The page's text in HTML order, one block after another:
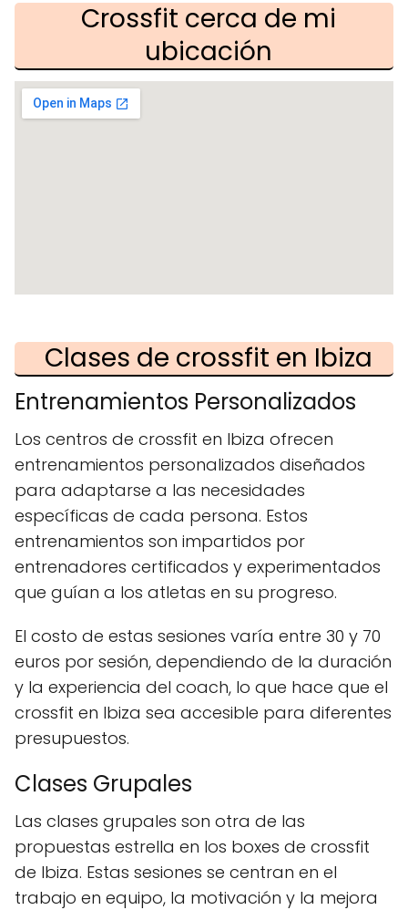
Crossfit cerca de mi
ubicación
Clases de crossfit en Ibiza
Entrenamientos Personalizados
Los centros de crossfit en Ibiza ofrecen
entrenamientos personalizados diseñados
para adaptarse a las necesidades
específicas de cada persona. Estos
entrenamientos son impartidos por
entrenadores certificados y experimentados
que guían a los atletas en su progreso.
El costo de estas sesiones varía entre 30 y 70
euros por sesión, dependiendo de la duración
y la experiencia del coach, lo que hace que el
crossfit en Ibiza sea accesible para diferentes
presupuestos.
Clases Grupales
Las clases grupales son otra de las
propuestas estrella en los boxes de crossfit
de Ibiza. Estas sesiones se centran en el
trabajo en equipo, la motivación y la mejora